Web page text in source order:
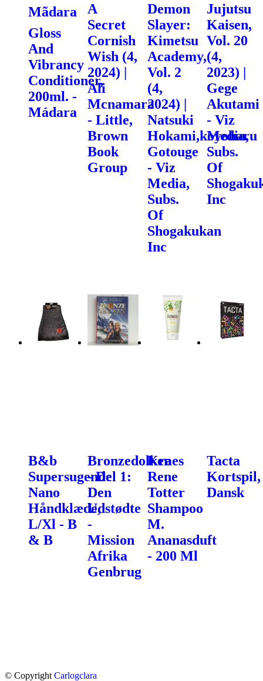
Mãdara
Gloss
And
Vibrancy
Conditioner,
200ml. -
Mádara
A
Secret
Cornish
Wish (4,
2024) |
Ali
Mcnamara
- Little,
Brown
Book
Group
Demon
Slayer:
Kimetsu
Academy,
Vol. 2
(4,
2024) |
Natsuki
Hokami,koyoharu
Gotouge
- Viz
Media,
Subs.
Of
Shogakukan
Inc
Jujutsu
Kaisen,
Vol. 20
(4,
2023) |
Gege
Akutami
- Viz
Media,
Subs.
Of
Inc
B&b
Supersugende
Nano
Håndklæde,
L/Xl - B
& B
Bronzedolken
- Del 1:
Den
Udstødte
-
Mission
Afrika
Genbrug
Kraes
Rene
Totter
Shampoo
M.
Ananasduft
- 200 Ml
Tacta
Kortspil,
Dansk
© Copyright Carlogclara